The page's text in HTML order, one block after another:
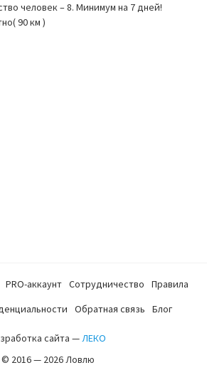
человек – 8. Минимум на 7 дней!
90 км )
PRO-аккаунт Сотрудничество
Правила
Обратная связь Блог
сайта —ЛЕКО
© 2016 — 2026 Ловлю